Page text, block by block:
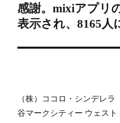
ー
次
の
稿:
感謝。mixiアプリ
表示され、8165人
（株）ココロ・シンデレ
谷マークシティー ウェスト